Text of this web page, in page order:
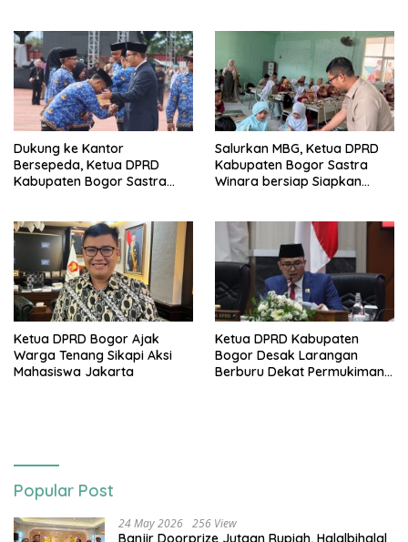
Dukung ke Kantor
Bersepeda, Ketua DPRD
Kabupaten Bogor Sastra
Salurkan MBG, Ketua DPRD
Kabupaten Bogor Sastra
Winara bersiap Siapkan
Ketua DPRD Bogor Ajak
Warga Tenang Sikapi Aksi
Mahasiswa Jakarta
Ketua DPRD Kabupaten
Bogor Desak Larangan
Berburu Dekat Permukiman
Popular Post
24 May 2026 256 View
Banjir Doorprize Jutaan Rupiah, Halalbihalal